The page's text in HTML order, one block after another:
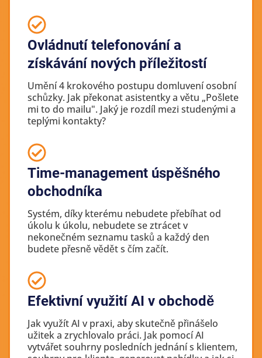
Ovládnutí telefonování a
získávání nových příležitostí
Umění 4 krokového postupu domluvení osobní
schůzky. Jak překonat asistentky a větu „Pošlete
mi to do mailu". Jaký je rozdíl mezi studenými a
teplými kontakty?
Time-management úspěšného
obchodníka
Systém, díky kterému nebudete přebíhat od
úkolu k úkolu, nebudete se ztrácet v
nekonečném seznamu tasků a každý den
budete přesně vědět s čím začít.
Efektivní využití AI v obchodě
Jak využít AI v praxi, aby skutečně přinášelo
užitek a zrychlovalo práci. Jak pomocí AI
vytvářet souhrny posledních jednání s klientem,